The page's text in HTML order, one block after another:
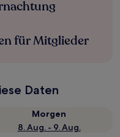
für Mitglieder
Daten
Morgen
8. Aug. - 9. Aug.